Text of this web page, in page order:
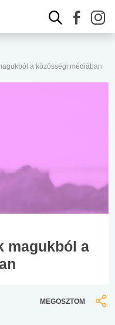
a közösségi médiában
magukból a
MEGOSZTOM